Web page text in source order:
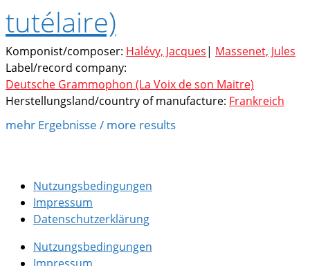
tutélaire)
Komponist/composer: Halévy, Jacques| Massenet, Jules
Label/record company:
Deutsche Grammophon (La Voix de son Maitre)
Herstellungsland/country of manufacture: Frankreich
mehr Ergebnisse / more results
Nutzungsbedingungen
Impressum
Datenschutzerklärung
Nutzungsbedingungen
Impressum